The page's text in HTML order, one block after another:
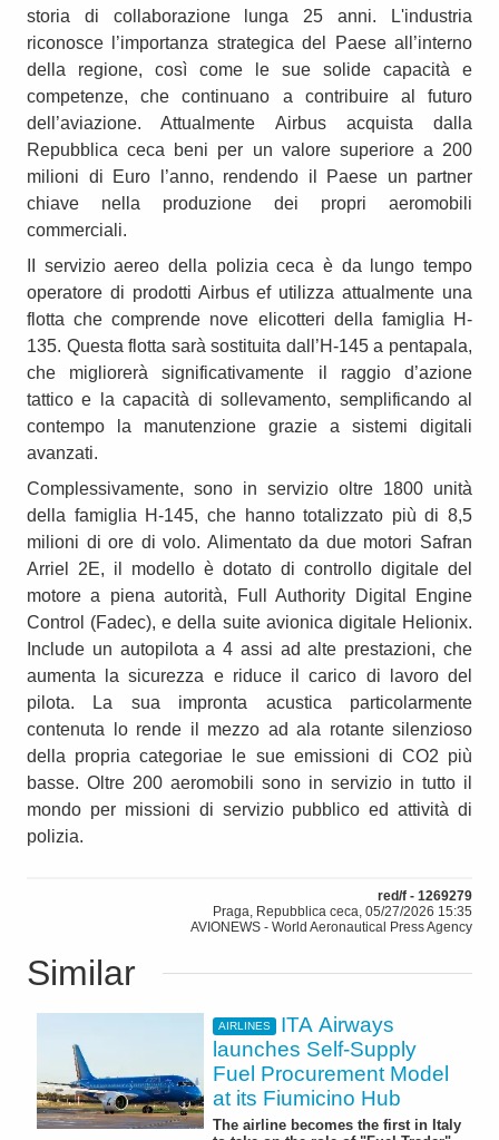
storia di collaborazione lunga 25 anni. L'industria
riconosce l’importanza strategica del Paese all’interno
della regione, così come le sue solide capacità e
competenze, che continuano a contribuire al futuro
dell’aviazione. Attualmente Airbus acquista dalla
Repubblica ceca beni per un valore superiore a 200
milioni di Euro l’anno, rendendo il Paese un partner
chiave nella produzione dei propri aeromobili
commerciali.
II servizio aereo della polizia ceca è da lungo tempo
operatore di prodotti Airbus ef utilizza attualmente una
flotta che comprende nove elicotteri della famiglia H-
135. Questa flotta sarà sostituita dall’H-145 a pentapala,
che migliorerà significativamente il raggio d’azione
tattico e la capacità di sollevamento, semplificando al
contempo la manutenzione grazie a sistemi digitali
avanzati.
Complessivamente, sono in servizio oltre 1800 unità
della famiglia H-145, che hanno totalizzato più di 8,5
milioni di ore di volo. Alimentato da due motori Safran
Arriel 2E, il modello è dotato di controllo digitale del
motore a piena autorità, Full Authority Digital Engine
Control (Fadec), e della suite avionica digitale Helionix.
Include un autopilota a 4 assi ad alte prestazioni, che
aumenta la sicurezza e riduce il carico di lavoro del
pilota. La sua impronta acustica particolarmente
contenuta lo rende il mezzo ad ala rotante silenzioso
della propria categoriae le sue emissioni di CO2 più
basse. Oltre 200 aeromobili sono in servizio in tutto il
mondo per missioni di servizio pubblico ed attività di
polizia.
red/f - 1269279
Praga, Repubblica ceca, 05/27/2026 15:35
AVIONEWS - World Aeronautical Press Agency
Similar
AIRLINES
ITA Airways
launches Self-Supply
Fuel Procurement Model
at its Fiumicino Hub
The airline becomes the first in Italy